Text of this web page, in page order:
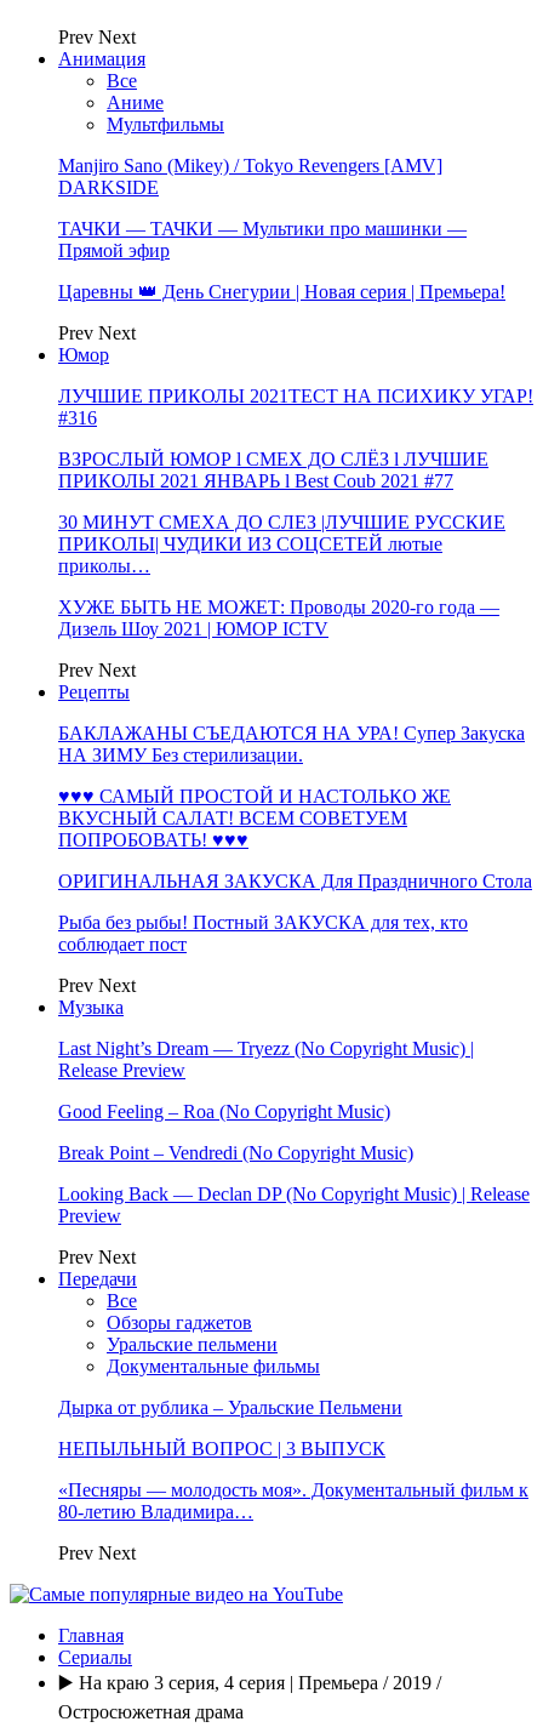
Prev Next
Анимация
Все
Аниме
Мультфильмы
Manjiro Sano (Mikey) / Tokyo Revengers [AMV]
DARKSIDE
ТАЧКИ — ТАЧКИ — Мультики про машинки —
Прямой эфир
Царевны 👑 День Снегурии | Новая серия | Премьера!
Prev Next
Юмор
ЛУЧШИЕ ПРИКОЛЫ 2021ТЕСТ НА ПСИХИКУ УГАР!
#316
ВЗРОСЛЫЙ ЮМОР l СМЕХ ДО СЛЁЗ l ЛУЧШИЕ
ПРИКОЛЫ 2021 ЯНВАРЬ l Best Coub 2021 #77
30 МИНУТ СМЕХА ДО СЛЕЗ |ЛУЧШИЕ РУССКИЕ
ПРИКОЛЫ| ЧУДИКИ ИЗ СОЦСЕТЕЙ лютые
приколы…
ХУЖЕ БЫТЬ НЕ МОЖЕТ: Проводы 2020-го года —
Дизель Шоу 2021 | ЮМОР ICTV
Prev Next
Рецепты
БАКЛАЖАНЫ СЪЕДАЮТСЯ НА УРА! Супер Закуска
НА ЗИМУ Без стерилизации.
♥♥♥ САМЫЙ ПРОСТОЙ И НАСТОЛЬКО ЖЕ
ВКУСНЫЙ САЛАТ! ВСЕМ СОВЕТУЕМ
ПОПРОБОВАТЬ! ♥♥♥
ОРИГИНАЛЬНАЯ ЗАКУСКА Для Праздничного Стола
Рыба без рыбы! Постный ЗАКУСКА для тех, кто
соблюдает пост
Prev Next
Музыка
Last Night’s Dream — Tryezz (No Copyright Music) |
Release Preview
Good Feeling – Roa (No Copyright Music)
Break Point – Vendredi (No Copyright Music)
Looking Back — Declan DP (No Copyright Music) | Release
Preview
Prev Next
Передачи
Все
Обзоры гаджетов
Уральские пельмени
Документальные фильмы
Дырка от рублика – Уральские Пельмени
НЕПЫЛЬНЫЙ ВОПРОС | 3 ВЫПУСК
«Песняры — молодость моя». Документальный фильм к
80-летию Владимира…
Prev Next
Главная
Сериалы
▶️ На краю 3 серия, 4 серия | Премьера / 2019 /
Остросюжетная драма